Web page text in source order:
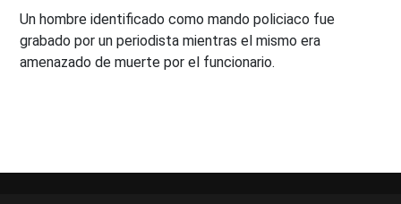
Un hombre identificado como mando policiaco fue
grabado por un periodista mientras el mismo era
amenazado de muerte por el funcionario.